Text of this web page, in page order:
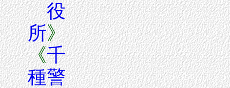
役
所》
《千
種警